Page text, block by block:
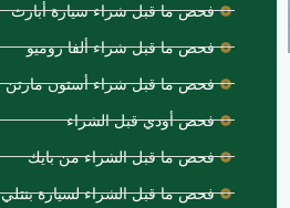
فحص ما قبل شراء سيارة أبارث
فحص ما قبل شراء ألفا روميو
فحص ما قبل شراء أستون مارتن
فحص أودي قبل الشراء
فحص ما قبل الشراء من بايك
فحص ما قبل الشراء لسيارة بنتلي